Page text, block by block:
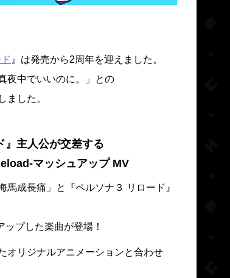
』は発売から2周年を迎えました。
夜中でいいのに。」との
ました。
』主人公が交差する
マッシュアップ MV
馬成長痛」と『ペルソナ３ リロード』
ップした楽曲が登場！
オリジナルアニメーションと合わせ